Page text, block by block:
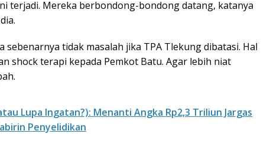
terjadi. Mereka berbondong-bondong datang, katanya
sebenarnya tidak masalah jika TPA Tlekung dibatasi. Hal
shock terapi kepada Pemkot Batu. Agar lebih niat
Lupa Ingatan?): Menanti Angka Rp2,3 Triliun Jargas
Penyelidikan